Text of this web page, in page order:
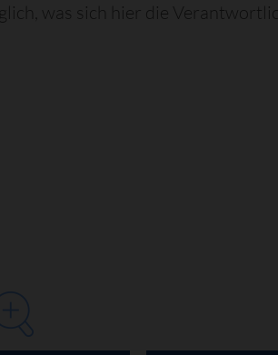
was sich hier die